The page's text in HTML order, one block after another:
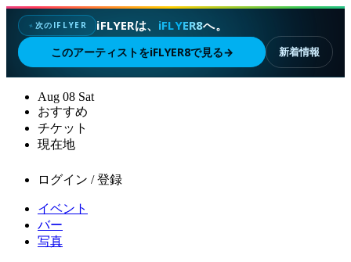
✦次のIFLYER iFLYERは、 iFLYER8へ。
このアーティストをiFLYER8で見る→ 新着情報
Aug 08 Sat
おすすめ
チケット
現在地
ログイン / 登録
イベント
バー
写真